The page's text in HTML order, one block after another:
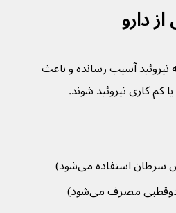
دارو
می‌توانند به تیروئید آسیب رسانده و باعث
یا کم کاری تیروئید شوند.
سرطان استفاده می‌شود)
مصرف می‌شود)